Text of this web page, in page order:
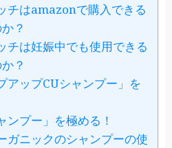
チはamazonで購入できる
？
チは妊娠中でも使用できる
？
アップCUシャンプー」を
ンプー」を極める！
ガニックのシャンプーの使